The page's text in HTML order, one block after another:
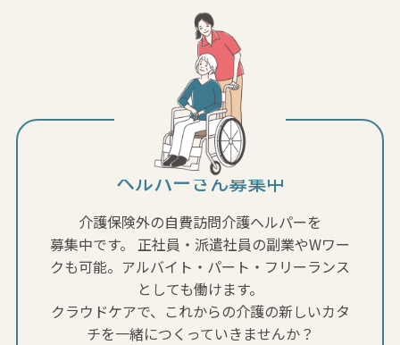
ヘルパーさん募集中
介護保険外の自費訪問介護ヘルパーを
募集中です。
正社員・派遣社員の副業やWワー
クも可能。アルバイト・パート・フリーランス
としても働けます。
クラウドケアで、これからの介護の新しいカタ
チを一緒につくっていきませんか？